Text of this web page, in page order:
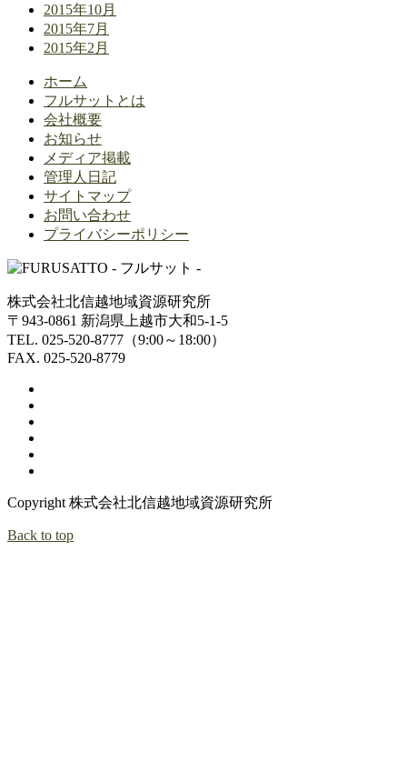
2015年10月
2015年7月
2015年2月
ホーム
フルサットとは
会社概要
お知らせ
メディア掲載
管理人日記
サイトマップ
お問い合わせ
プライバシーポリシー
株式会社北信越地域資源研究所
〒943-0861 新潟県上越市大和5-1-5
TEL. 025-520-8777（9:00～18:00）
FAX. 025-520-8779
Copyright 株式会社北信越地域資源研究所
Back to top